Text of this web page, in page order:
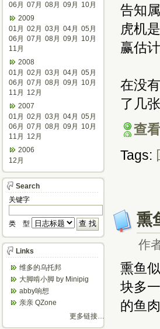
告知
虎机
赢估
在没
了几
查
Tags:
熏
作
熏鱼
块多
的鱼
06月 07月 08月 09月
10月
2009
01月 02月 03月 04月 05月
06月 07月 08月 09月
10月
11月
2008
01月 02月 03月 04月 05月
06月 07月 08月 09月
10月
11月
12月
2007
01月 02月 03月 04月 05月
06月 07月 08月 09月
10月
11月
12月
2006
12月
Search
关键字
类 型
Links
维多的乌托邦
大脚啃小脚 by Minipig
abby响想
亲亲 QZone
更多链接…